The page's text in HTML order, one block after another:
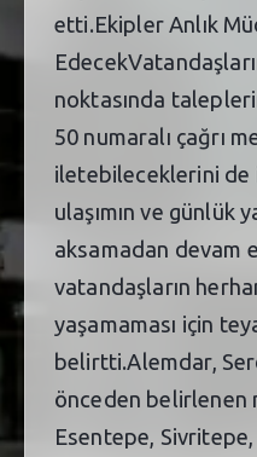
etti.Ekipler Anlık
noktasında
50 numaralı çağrı
iletebileceklerini de
ulaşımın ve günlük
aksamadan devam
vatandaşların
yaşamaması için
belirtti.Alemdar,
önceden belirlenen
Esentepe, Sivritepe,